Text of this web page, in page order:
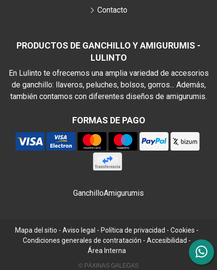
PRODUCTOS DE GANCHILLO Y AMIGURUMIS -
LULINTO
En Lulinto te ofrecemos una amplia variedad de accesorios
de ganchillo: llaveros, peluches, bolsos, gorros... Además,
también contamos con diferentes diseños de amigurumis.
FORMAS DE PAGO
Contacto
GanchilloAmigurumis
Mapa del sitio - Aviso legal - Política de privacidad - Cookies -
Condiciones generales de contratación - Accesibilidad -
Área Interna
© PÁXINAS GALEGAS